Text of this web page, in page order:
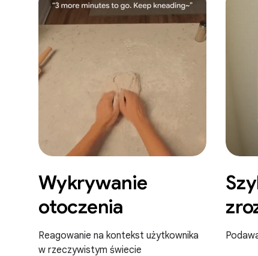
Wykrywanie
otoczenia
Reagowanie na kontekst użytkownika
w rzeczywistym świecie